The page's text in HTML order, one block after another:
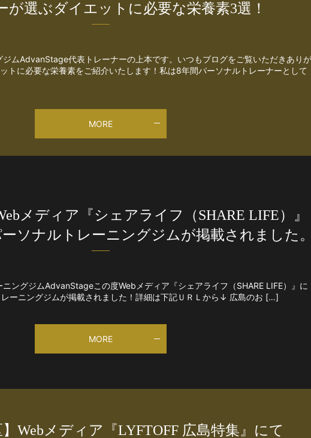
が選ぶダイエットに必要な栄養素3選！
ムAdvanStage代表トレーナーの上本です。いつもブログをご覧いただきありが
トに必要な栄養素をご紹介いたします！私は8年間パーソナルトレーナーとして
MORE
メディア『シェアライフ（SHARE LIFE）』
ーソナルトレーニングジムが掲載されました
ングジムAdvanStageこの度Webメディア『シェアライフ（SHARE LIFE）』に
ーニングジムが掲載されました！詳細は下記ＵＲＬから↓ 広島のお […]
MORE
】Webメディア『LYFTOFF 広島特集』にて